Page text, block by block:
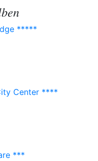
*****
Center ****
***